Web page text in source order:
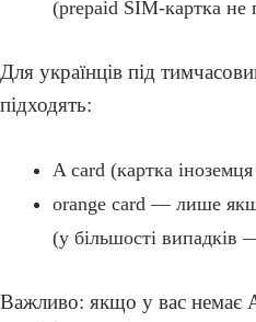
(prepaid SIM-картка не
Для українців під
підходять:
A card (картка
orange card — лише
(у більшості випадків
Важливо: якщо у вас немає